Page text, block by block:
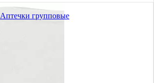
Аптечки групповые